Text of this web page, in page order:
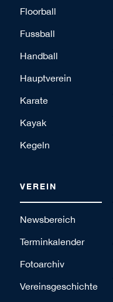
Floorball
Fussball
Handball
Hauptverein
Karate
Kayak
Kegeln
VEREIN
Newsbereich
Terminkalender
Fotoarchiv
Vereinsgeschichte